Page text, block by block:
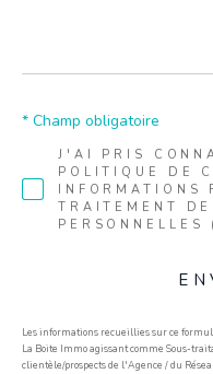
J'AI PRIS
POLITIQUE DE
INFORMATIONS
TRAITEMENT
PERSONNELLES
* Champ obligatoire
Les informations recueillies sur ce
La Boite Immo agissant comme Sous-
clientèle/prospects de l'Agence / du